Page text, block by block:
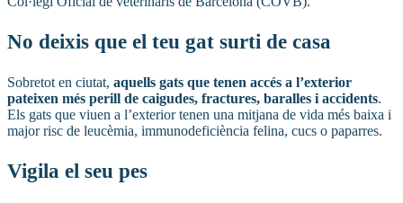
No deixis que el teu gat surti de casa
Sobretot en ciutat, aquells gats que tenen accés a l’exterior
pateixen més perill de caigudes, fractures, baralles i accidents.
Els gats que viuen a l’exterior tenen una mitjana de vida més baixa i
major risc de leucèmia, immunodeficiència felina, cucs o paparres.
Vigila el seu pes